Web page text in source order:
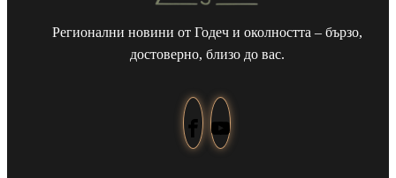
Регионални новини от Годеч и околността – бързо,
достоверно, близо до вас.